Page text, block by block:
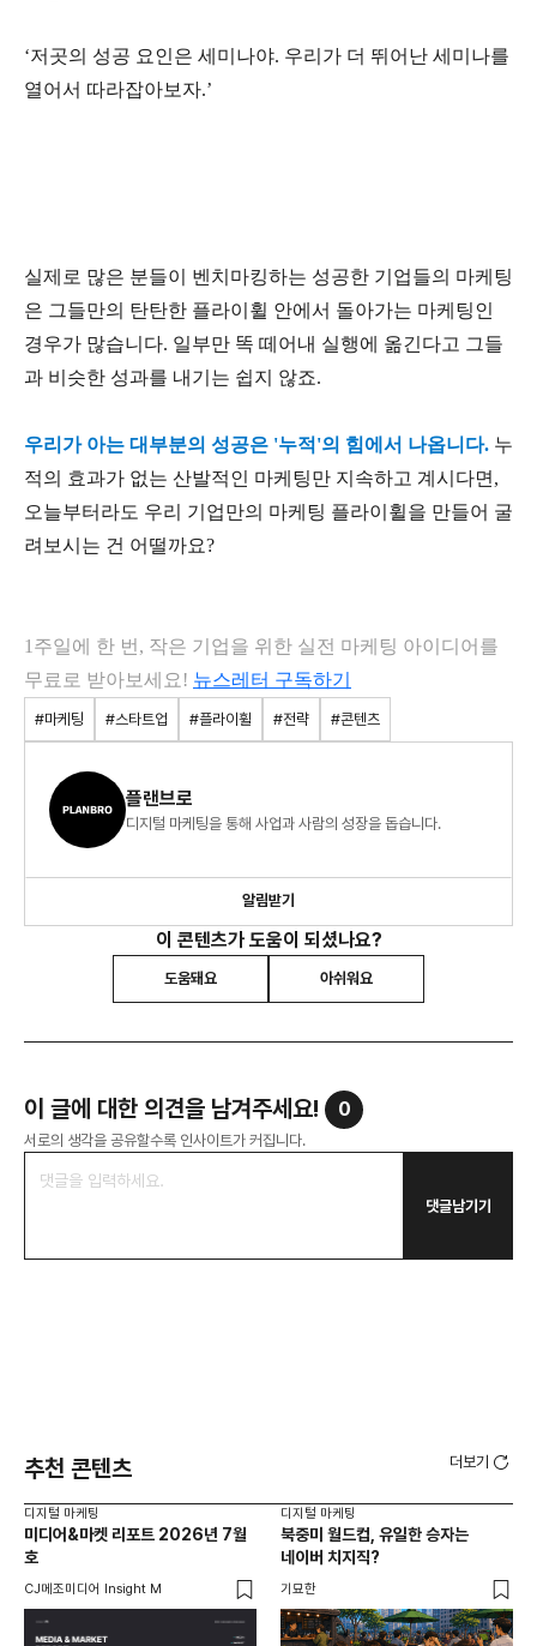
‘저곳의 성공 요인은 세미나야. 우리가 더 뛰어난 세미나를
열어서 따라잡아보자.’
실제로 많은 분들이 벤치마킹하는 성공한 기업들의 마케팅
은 그들만의 탄탄한 플라이휠 안에서 돌아가는 마케팅인
경우가 많습니다. 일부만 똑 떼어내 실행에 옮긴다고 그들
과 비슷한 성과를 내기는 쉽지 않죠.
우리가 아는 대부분의 성공은 '누적'의 힘에서 나옵니다. 누
적의 효과가 없는 산발적인 마케팅만 지속하고 계시다면,
오늘부터라도 우리 기업만의 마케팅 플라이휠을 만들어 굴
려보시는 건 어떨까요?
1주일에 한 번, 작은 기업을 위한 실전 마케팅 아이디어를
무료로 받아보세요! 뉴스레터 구독하기
#마케팅 #스타트업 #플라이휠 #전략 #콘텐츠
플랜브로
디지털 마케팅을 통해 사업과 사람의 성장을 돕습니다.
알림받기
이 콘텐츠가 도움이 되셨나요?
도움돼요 아쉬워요
이 글에 대한 의견을 남겨주세요! 0
서로의 생각을 공유할수록 인사이트가 커집니다.
댓글남기기
추천 콘텐츠 더보기
디지털 마케팅
미디어&마켓 리포트 2026년 7월
호
CJ메조미디어 Insight M
디지털 마케팅
북중미 월드컵, 유일한 승자는
네이버 치지직?
기묘한